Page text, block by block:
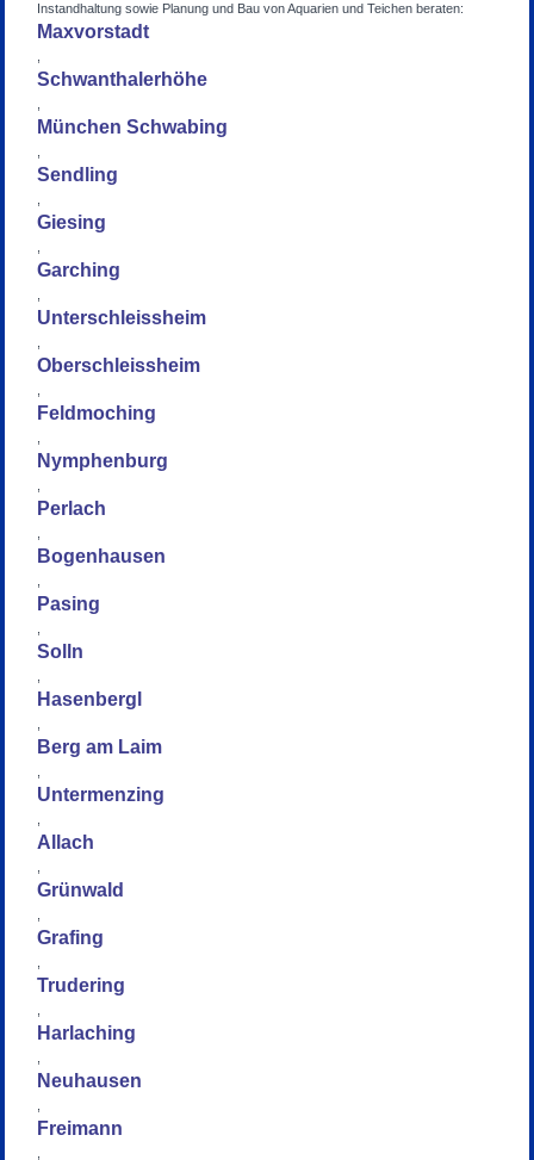
Instandhaltung sowie Planung und Bau von Aquarien und Teichen beraten:
Maxvorstadt
,
Schwanthalerhöhe
,
München Schwabing
,
Sendling
,
Giesing
,
Garching
,
Unterschleissheim
,
Oberschleissheim
,
Feldmoching
,
Nymphenburg
,
Perlach
,
Bogenhausen
,
Pasing
,
Solln
,
Hasenbergl
,
Berg am Laim
,
Untermenzing
,
Allach
,
Grünwald
,
Grafing
,
Trudering
,
Harlaching
,
Neuhausen
,
Freimann
,